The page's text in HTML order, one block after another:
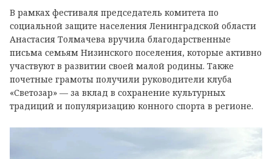
В рамках фестиваля председатель комитета по
социальной защите населения Ленинградской области
Анастасия Толмачева вручила благодарственные
письма семьям Низинского поселения, которые активно
участвуют в развитии своей малой родины. Также
почетные грамоты получили руководители клуба
«Светозар» — за вклад в сохранение культурных
традиций и популяризацию конного спорта в регионе.